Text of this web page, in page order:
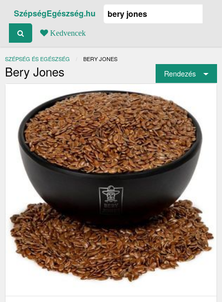
SzépségEgészség.hu
Kedvencek
SZÉPSÉG ÉS EGÉSZSÉG JELENLEGI:
BERY JONES
Bery Jones Rendezés